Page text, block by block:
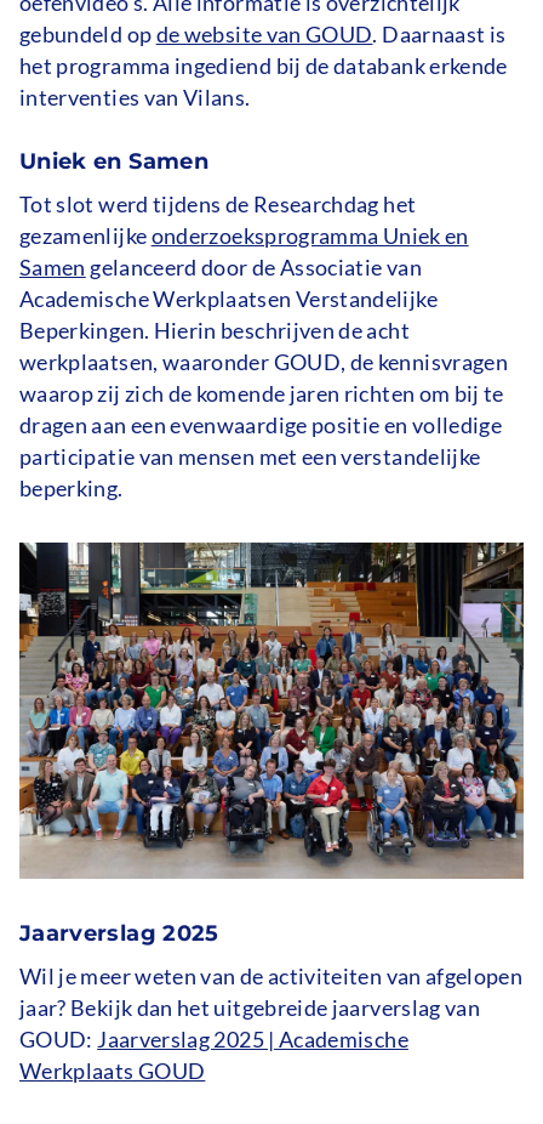
gebundeld opde website van GOUD. Daarnaast is
het programma ingediend bij de databank erkende
interventies van Vilans.
Uniek en Samen
Tot slot werd tijdens de Researchdag het
gezamenlijkeonderzoeksprogramma Uniek en
Samen gelanceerd door de Associatie van
Academische Werkplaatsen Verstandelijke
Beperkingen. Hierin beschrijven de acht
werkplaatsen, waaronder GOUD, de kennisvragen
waarop zij zich de komende jaren richten om bij te
dragen aan een evenwaardige positie en volledige
participatie van mensen met een verstandelijke
beperking.
Jaarverslag 2025
Wil je meer weten van de activiteiten van afgelopen
jaar? Bekijk dan het uitgebreide jaarverslag van
GOUD: Jaarverslag 2025 | Academische
Werkplaats GOUD